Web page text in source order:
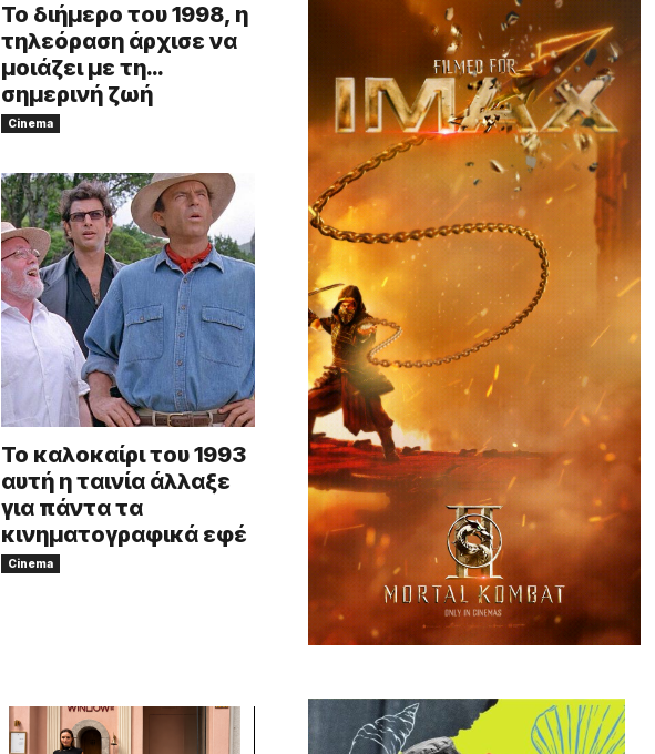
Το διήμερο του 1998, η
τηλεόραση άρχισε να
μοιάζει με τη…
σημερινή ζωή
Cinema
Το καλοκαίρι του 1993
αυτή η ταινία άλλαξε
για πάντα τα
κινηματογραφικά εφέ
Cinema